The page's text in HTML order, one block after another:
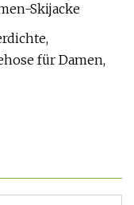
Skijacke
für Damen,